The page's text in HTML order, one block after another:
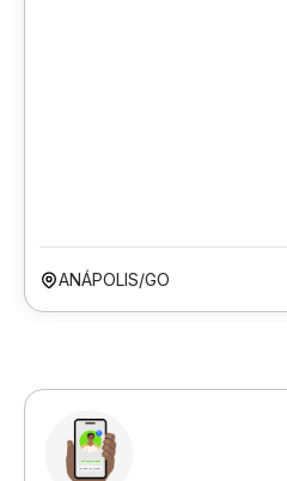
ANÁPOLIS/GO